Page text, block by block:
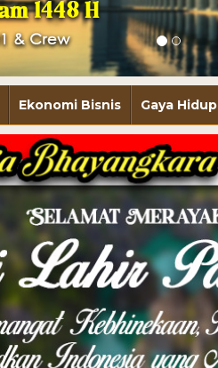
Ekonomi Bisnis Gaya Hidup